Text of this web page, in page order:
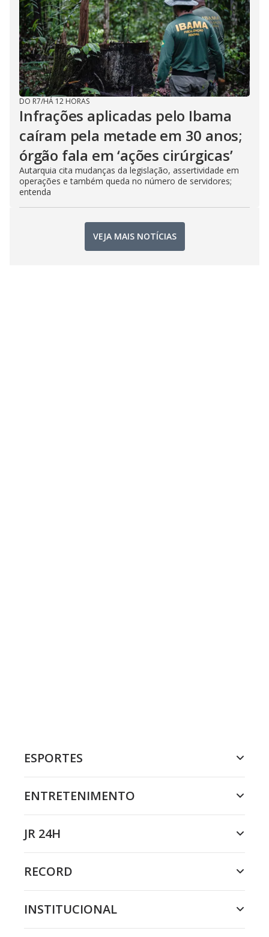
DO R7/HÁ 12 HORAS
Infrações aplicadas pelo Ibama
caíram pela metade em 30 anos;
órgão fala em ‘ações cirúrgicas’
Autarquia cita mudanças da legislação, assertividade em
operações e também queda no número de servidores;
entenda
VEJA MAIS NOTÍCIAS
ESPORTES
ENTRETENIMENTO
JR 24H
RECORD
INSTITUCIONAL